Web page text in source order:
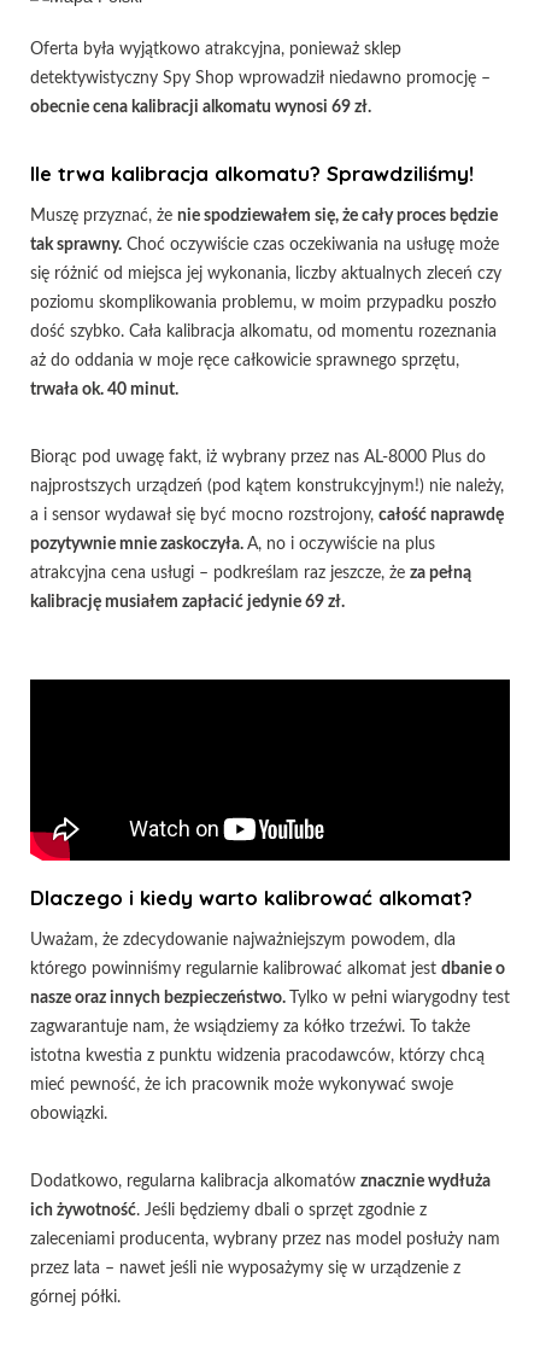
Oferta była wyjątkowo atrakcyjna, ponieważ sklep
detektywistyczny Spy Shop wprowadził niedawno promocję –
obecnie cena kalibracji alkomatu wynosi 69 zł.
Ile trwa kalibracja alkomatu? Sprawdziliśmy!
Muszę przyznać, że nie spodziewałem się, że cały proces będzie
tak sprawny. Choć oczywiście czas oczekiwania na usługę może
się różnić od miejsca jej wykonania, liczby aktualnych zleceń czy
poziomu skomplikowania problemu, w moim przypadku poszło
dość szybko. Cała kalibracja alkomatu, od momentu rozeznania
aż do oddania w moje ręce całkowicie sprawnego sprzętu,
trwała ok. 40 minut.
Biorąc pod uwagę fakt, iż wybrany przez nas AL-8000 Plus do
najprostszych urządzeń (pod kątem konstrukcyjnym!) nie należy,
a i sensor wydawał się być mocno rozstrojony, całość naprawdę
pozytywnie mnie zaskoczyła. A, no i oczywiście na plus
atrakcyjna cena usługi – podkreślam raz jeszcze, że za pełną
kalibrację musiałem zapłacić jedynie 69 zł.
Dlaczego i kiedy warto kalibrować alkomat?
Uważam, że zdecydowanie najważniejszym powodem, dla
którego powinniśmy regularnie kalibrować alkomat jest dbanie o
nasze oraz innych bezpieczeństwo. Tylko w pełni wiarygodny test
zagwarantuje nam, że wsiądziemy za kółko trzeźwi. To także
istotna kwestia z punktu widzenia pracodawców, którzy chcą
mieć pewność, że ich pracownik może wykonywać swoje
obowiązki.
Dodatkowo, regularna kalibracja alkomatów znacznie wydłuża
ich żywotność. Jeśli będziemy dbali o sprzęt zgodnie z
zaleceniami producenta, wybrany przez nas model posłuży nam
przez lata – nawet jeśli nie wyposażymy się w urządzenie z
górnej półki.